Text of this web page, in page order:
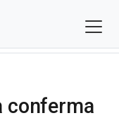
conferma